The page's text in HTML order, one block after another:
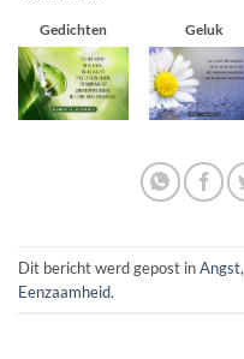
Gedichten Geluk
Dit bericht werd gepost inAngst,
Eenzaamheid.